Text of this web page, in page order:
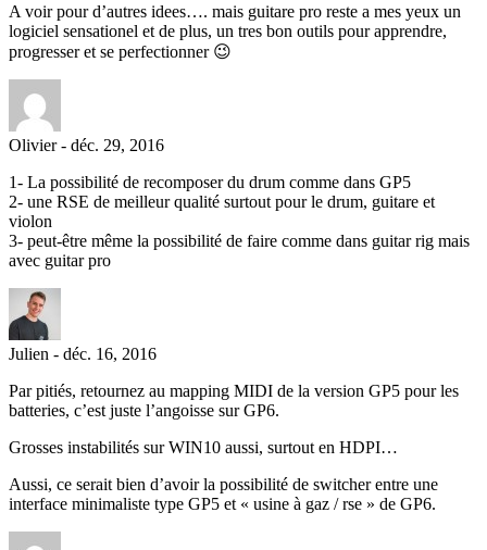
A voir pour d’autres idees…. mais guitare pro reste a mes yeux un
logiciel sensationel et de plus, un tres bon outils pour apprendre,
progresser et se perfectionner 😉
Olivier- déc. 29, 2016
1- La possibilité de recomposer du drum comme dans GP5
2- une RSE de meilleur qualité surtout pour le drum, guitare et
violon
3- peut-être même la possibilité de faire comme dans guitar rig mais
avec guitar pro
Julien - déc. 16, 2016
Par pitiés, retournez au mapping MIDI de la version GP5 pour les
batteries, c’est juste l’angoisse sur GP6.
Grosses instabilités sur WIN10 aussi, surtout en HDPI…
Aussi, ce serait bien d’avoir la possibilité de switcher entre une
interface minimaliste type GP5 et « usine à gaz / rse » de GP6.